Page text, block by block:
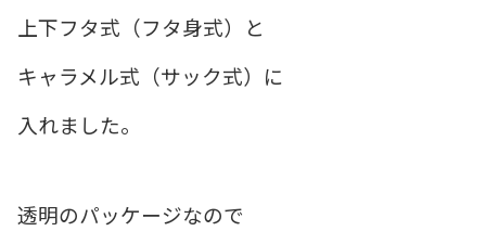
上下フタ式（フタ身式）と
キャラメル式（サック式）に
入れました。
透明のパッケージなので